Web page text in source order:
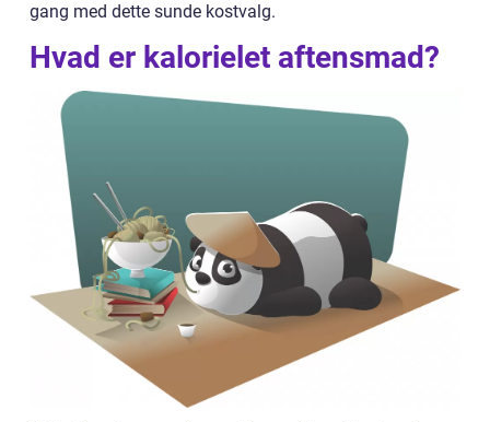
gang med dette sunde kostvalg.
Hvad er kalorielet aftensmad?